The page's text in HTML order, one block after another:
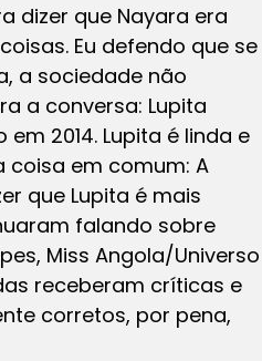
dizer que Nayara era
Eu defendo que se
a sociedade não
a conversa: Lupita
2014. Lupita é linda e
coisa em comum: A
que Lupita é mais
falando sobre
Miss Angola/Universo
receberam críticas e
corretos, por pena,